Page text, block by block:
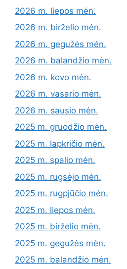
2026 m. liepos mėn.
2026 m. birželio mėn.
2026 m. gegužės mėn.
2026 m. balandžio mėn.
2026 m. kovo mėn.
2026 m. vasario mėn.
2026 m. sausio mėn.
2025 m. gruodžio mėn.
2025 m. lapkričio mėn.
2025 m. spalio mėn.
2025 m. rugsėjo mėn.
2025 m. rugpjūčio mėn.
2025 m. liepos mėn.
2025 m. birželio mėn.
2025 m. gegužės mėn.
2025 m. balandžio mėn.